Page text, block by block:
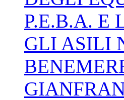
P.E.B.A. E
GLI ASILI